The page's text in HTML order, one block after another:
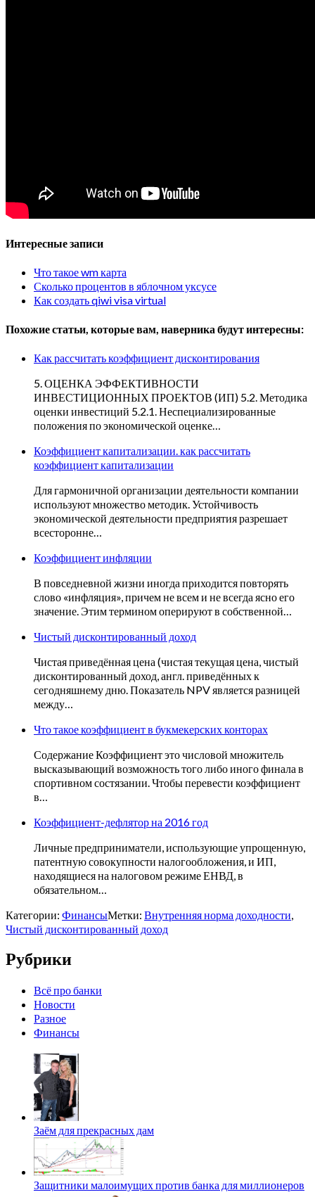
Интересные записи
Что такое wm карта
Сколько процентов в яблочном уксусе
Как создать qiwi visa virtual
Похожие статьи, которые вам, наверника будут интересны:
Как рассчитать коэффициент дисконтирования
5. ОЦЕНКА ЭФФЕКТИВНОСТИ
ИНВЕСТИЦИОННЫХ ПРОЕКТОВ (ИП) 5.2. Методика
оценки инвестиций 5.2.1. Неспециализированные
положения по экономической оценке…
Коэффициент капитализации. как рассчитать
коэффициент капитализации
Для гармоничной организации деятельности компании
используют множество методик. Устойчивость
экономической деятельности предприятия разрешает
всесторонне…
Коэффициент инфляции
В повседневной жизни иногда приходится повторять
слово «инфляция», причем не всем и не всегда ясно его
значение. Этим термином оперируют в собственной…
Чистый дисконтированный доход
Чистая приведённая цена (чистая текущая цена, чистый
дисконтированный доход, англ. приведённых к
сегодняшнему дню. Показатель NPV является разницей
между…
Что такое коэффициент в букмекерских конторах
Содержание Коэффициент это числовой множитель
высказывающий возможность того либо иного финала в
спортивном состязании. Чтобы перевести коэффициент
в…
Коэффициент-дефлятор на 2016 год
Личные предприниматели, использующие упрощенную,
патентную совокупности налогообложения, и ИП,
находящиеся на налоговом режиме ЕНВД, в
обязательном…
Категории: ФинансыМетки: Внутренняя норма доходности,
Чистый дисконтированный доход
Рубрики
Всё про банки
Новости
Разное
Финансы
Заём для прекрасных дам
Защитники малоимущих против банка для миллионеров